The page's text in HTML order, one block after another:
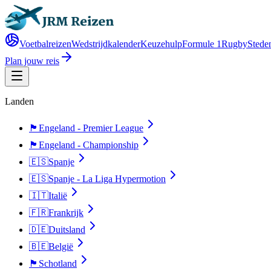
VoetbalreizenWedstrijdkalenderKeuzehulpFormule 1Rugby
Plan jouw reis
Landen
🏴󠁧󠁢󠁥󠁮󠁧󠁿 Engeland - Premier League
🏴󠁧󠁢󠁥󠁮󠁧󠁿 Engeland - Championship
🇪🇸Spanje
🇪🇸Spanje - La Liga Hypermotion
🇮🇹Italië
🇫🇷Frankrijk
🇩🇪Duitsland
🇧🇪België
🏴󠁧󠁢󠁳󠁣󠁴󠁿 Schotland